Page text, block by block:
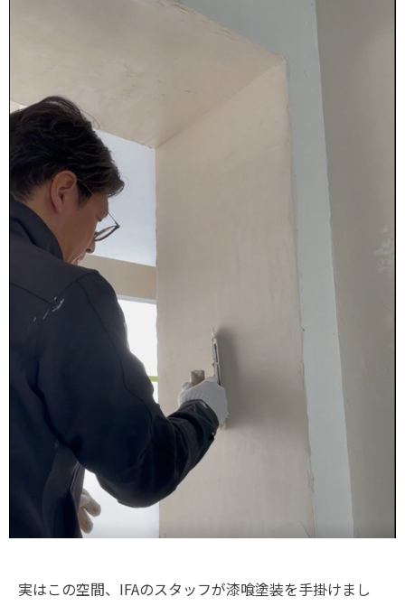
実はこの空間、IFAのスタッフが漆喰塗装を手掛けまし